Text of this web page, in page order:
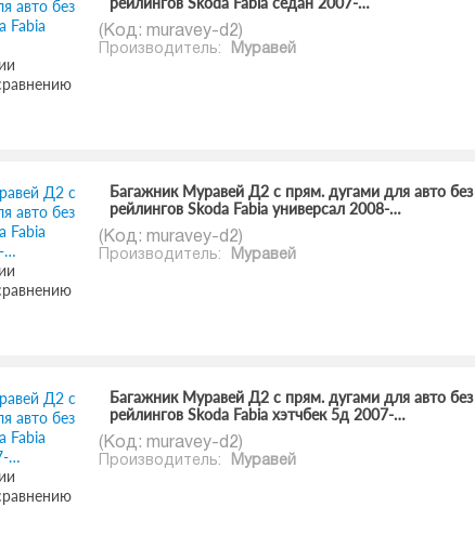
(Код: muravey-d2)
Производитель: Муравей
Багажник Муравей Д2 с прям. дугами для авто без
рейлингов Skoda Fabia универсал 2008-…
(Код: muravey-d2)
Производитель: Муравей
Багажник Муравей Д2 с прям. дугами для авто без
рейлингов Skoda Fabia хэтчбек 5д 2007-…
(Код: muravey-d2)
Производитель: Муравей